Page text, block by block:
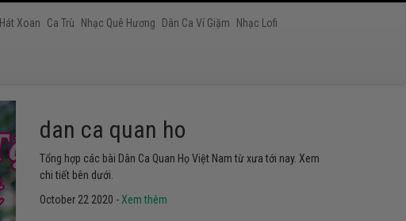
Hát Xoan Ca Trù Nhạc Quê Hương Dân Ca Ví Giặm Nhạc Lofi
hat chau van
Tuyển tập các ca khúc hát Chầu Văn hay nhất ở Việt Nam. Không
thể không nghe thử.
October 22 2020 -Xem thêm